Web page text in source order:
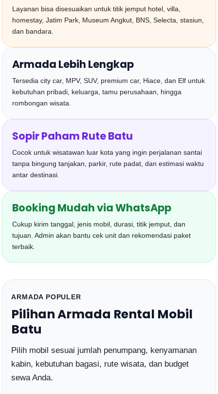
Layanan bisa disesuaikan untuk titik jemput hotel, villa,
homestay, Jatim Park, Museum Angkut, BNS, Selecta, stasiun,
dan bandara.
Armada Lebih Lengkap
Tersedia city car, MPV, SUV, premium car, Hiace, dan Elf untuk
kebutuhan pribadi, keluarga, tamu perusahaan, hingga
rombongan wisata.
Sopir Paham Rute Batu
Cocok untuk wisatawan luar kota yang ingin perjalanan santai
tanpa bingung tanjakan, parkir, rute padat, dan estimasi waktu
antar destinasi.
Booking Mudah via WhatsApp
Cukup kirim tanggal, jenis mobil, durasi, titik jemput, dan
tujuan. Admin akan bantu cek unit dan rekomendasi paket
terbaik.
ARMADA POPULER
Pilihan Armada Rental Mobil
Batu
Pilih mobil sesuai jumlah penumpang, kenyamanan
kabin, kebutuhan bagasi, rute wisata, dan budget
sewa Anda.